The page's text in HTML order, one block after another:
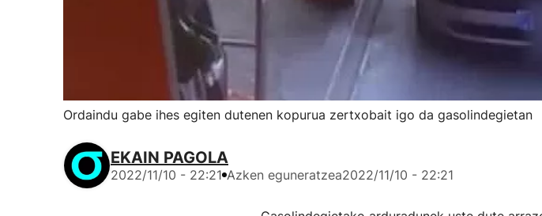
Ordaindu gabe ihes egiten dutenen kopurua zertxobait igo da gasolindegietan
EKAIN PAGOLA
2022/11/10 - 22:21 Azken eguneratzea2022/11/10 - 22:21